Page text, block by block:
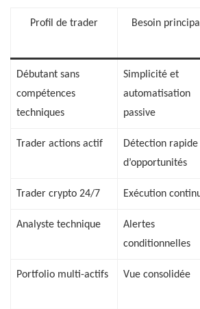
Profil de trader Besoin principal
Débutant sans
compétences
techniques
Simplicité et
automatisation
passive
Trader actions actif
Détection rapide
d’opportunités
Trader crypto 24/7 Exécution
Analyste technique
Alertes
conditionnelles
Portfolio multi-actifs Vue consolidée